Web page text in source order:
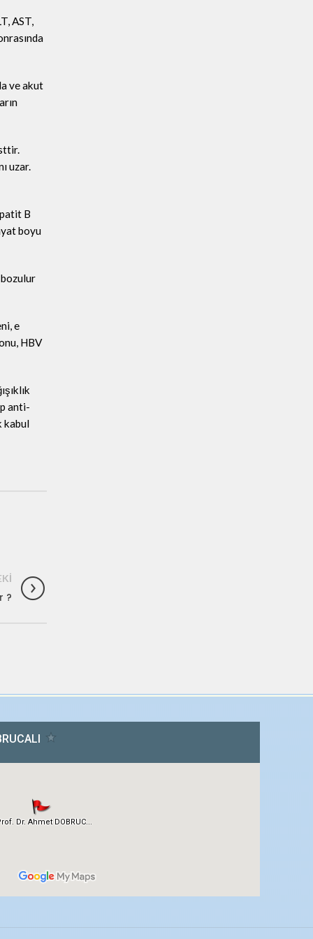
AST,
ve akut
uzar.
B
boyu
e
HBV
anti-
kabul
?